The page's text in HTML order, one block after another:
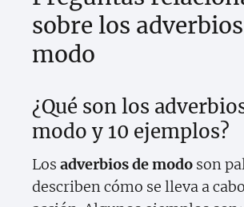
sobre los
modo
¿Qué son los
modo y 10 ejemplos?
Los adverbios de modo son
describen cómo se lleva a